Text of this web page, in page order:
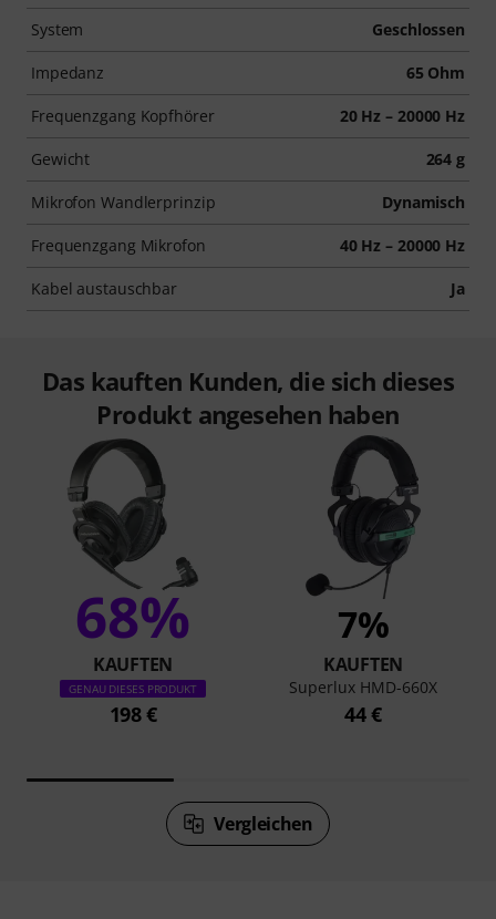
System Geschlossen
Impedanz 65 Ohm
Frequenzgang Kopfhörer 20 Hz – 20000 Hz
Gewicht 264 g
Mikrofon Wandlerprinzip Dynamisch
Frequenzgang Mikrofon 40 Hz – 20000 Hz
Kabel austauschbar Ja
Das kauften Kunden, die sich dieses
Produkt angesehen haben
68%
KAUFTEN
GENAU DIESES PRODUKT
198 €
7%
KAUFTEN
Superlux HMD-660X
44 €
Vergleichen